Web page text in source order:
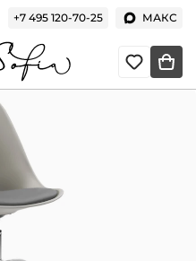
+7 495 120-70-25 МАКС